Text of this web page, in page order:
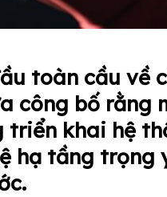
toàn cầu về
công bố rằng
triển khai hệ
hạ tầng trọng